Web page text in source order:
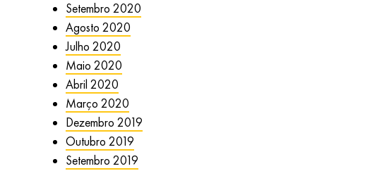
Setembro 2020
Agosto 2020
Julho 2020
Maio 2020
Abril 2020
Março 2020
Dezembro 2019
Outubro 2019
Setembro 2019